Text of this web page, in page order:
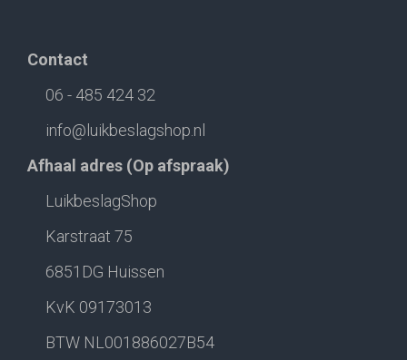
Contact
06 - 485 424 32
info@luikbeslagshop.nl
Afhaal adres (Op afspraak)
LuikbeslagShop
Karstraat 75
6851DG Huissen
KvK 09173013
BTW NL001886027B54